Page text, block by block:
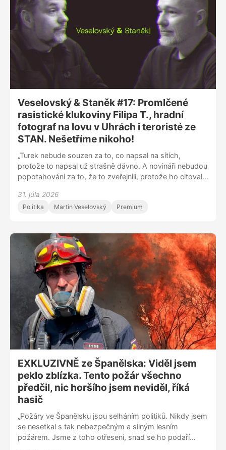
odpracoval nejen v posilovně, ale i hlavou,“ dodává.
Veselovský & Staněk #17: Promlčené
rasistické klukoviny Filipa T., hradní
fotograf na lovu v Uhrách i teroristé ze
STAN. Nešetříme nikoho!
„Turek nebude souzen za to, co napsal na sítích,
protože to napsal už strašně dávno. A novináři nebudou
popotahováni za to, že to zveřejnili, protože ho citovali
svou pravdu,” říká Luděk Staněk v nové epizodě talk
show DVTV. Koho štve prezidentův koníček? Blíží se
nevkusně?
31. júla 2026
Politika Martin Veselovský Premium
EXKLUZIVNĚ ze Španělska: Viděl jsem
peklo zblízka. Tento požár všechno
předčil, nic horšího jsem neviděl, říká
hasič
„Požáry ve Španělsku jsou selháním politiků. Nikdy jsem
se nesetkal s tak nebezpečným a silným lesním
požárem. Jsme z toho otřeseni, snad se ho podaří